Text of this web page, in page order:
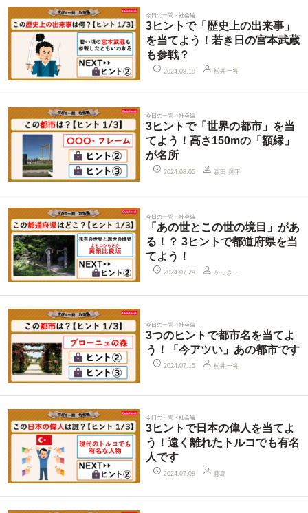
今日の一問・社会編
3ヒントで「歴史上の出来事」
を当てよう！若き日の宮本武蔵
も参戦？
2024.08.19 松井一将
今日の一問・社会編
3ヒントで「世界の都市」を当
てよう！高さ150mの「額縁」
が名所
2024.08.05 森田 晃平
今日の一問・社会編
「あの世とこの世の境目」があ
る！？ 3ヒントで都道府県を当
てよう！
2024.07.29 かっきー
今日の一問・社会編
3つのヒントで都市名を当てよ
う！「今アツい」あの都市です
2024.07.15 松井一将
今日の一問・社会編
3ヒントで日本の偉人を当てよ
う！遠く離れたトルコでも有名
人です
2024.07.08 藤島